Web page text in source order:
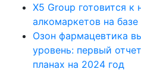
X5 Group готовится к
алкомаркетов на
Озон фармацевтика
уровень: первый
планах на 2024 год